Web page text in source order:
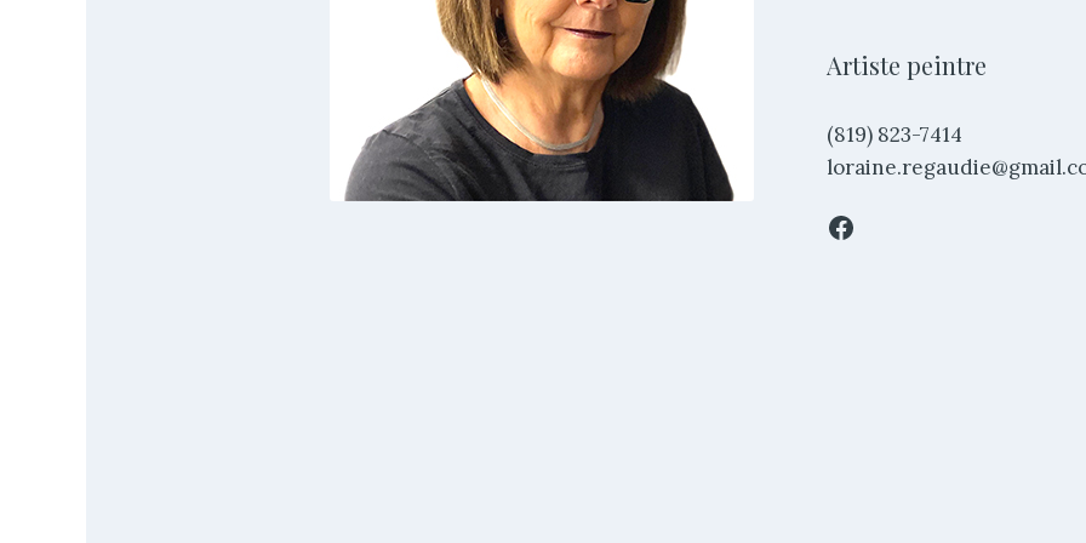
Artiste peintre
(819) 823-7414
Facebook